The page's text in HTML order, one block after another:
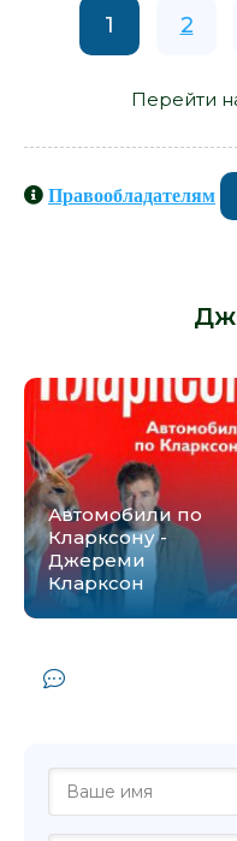
1 2
Перейти
Правообладателям
Автомобили по
Кларксону -
Джереми
Кларксон